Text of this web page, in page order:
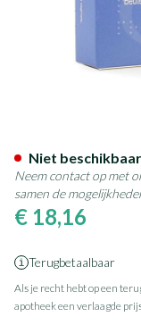
€ 18,16
Terugbetaalbaar
Als je recht hebt op een
apotheek een verlaagde
Niet beschikbaar
Neem contact op met
samen de